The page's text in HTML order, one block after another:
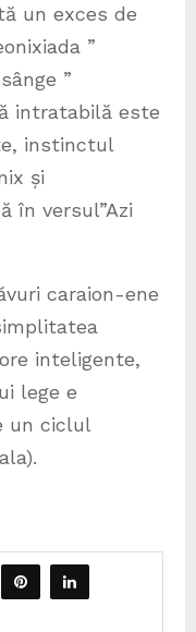
un exces de
”
”
intratabilă este
instinctul
și
în versul”Azi
caraion-ene
inteligente,
lege e
un ciclul